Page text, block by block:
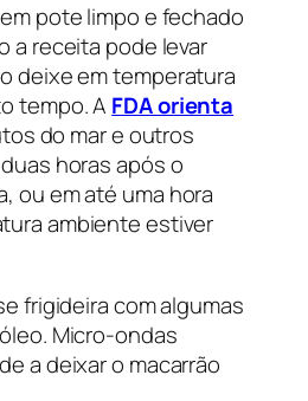
pote limpo e fechado
a receita pode levar
deixe em temperatura
tempo. A FDA orienta
do mar e outros
horas após o
ou em até uma hora
ambiente estiver
frigideira com algumas
Micro-ondas
a deixar o macarrão